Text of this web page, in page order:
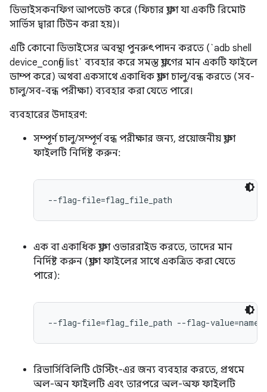
ডিভাইসকনফিগ আপডেট করে (ফিচার ফ্ল্যাগ যা একটি রিমোট
সার্ভিস দ্বারা টিউন করা হয়)।
এটি কোনো ডিভাইসের অবস্থা পুনরুৎপাদন করতে (`adb shell
device_config list` ব্যবহার করে সমস্ত ফ্ল্যাগের মান একটি ফাইলে
ডাম্প করে) অথবা একসাথে একাধিক ফ্ল্যাগ চালু/বন্ধ করতে (সব-
চালু/সব-বন্ধ পরীক্ষা) ব্যবহার করা যেতে পারে।
ব্যবহারের উদাহরণ:
সম্পূর্ণ চালু/সম্পূর্ণ বন্ধ পরীক্ষার জন্য, প্রয়োজনীয় ফ্ল্যাগ
ফাইলটি নির্দিষ্ট করুন:
--flag-file=flag_file_path
এক বা একাধিক ফ্ল্যাগ ওভাররাইড করতে, তাদের মান
নির্দিষ্ট করুন (ফ্ল্যাগ ফাইলের সাথে একত্রিত করা যেতে
পারে):
--flag-file=flag_file_path --flag-
রিভার্সিবিলিটি টেস্টিং-এর জন্য ব্যবহার করতে, প্রথমে
অল-অন ফাইলটি এবং তারপরে অল-অফ ফাইলটি